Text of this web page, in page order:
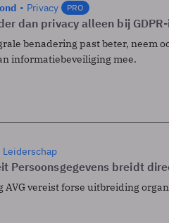
Privacy PRO
dan privacy alleen bij
benadering past beter, neem
informatie­beveiliging mee.
Leiderschap
Persoonsgegevens breidt
AVG vereist forse uitbreiding